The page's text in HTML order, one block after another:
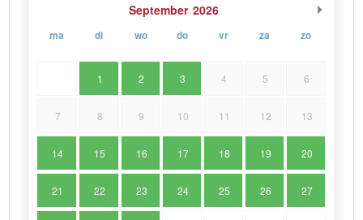
September 2026
ma di wo do vr za zo
1 2 3 4 5 6
7 8 9 10 11 12 13
14 15 16 17 18 19 20
21 22 23 24 25 26 27